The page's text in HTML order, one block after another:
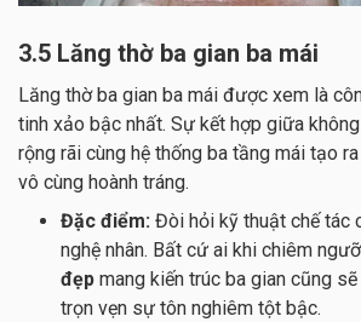
3.5 Lăng thờ ba gian ba mái
Lăng thờ ba gian ba mái được xem là
tinh xảo bậc nhất. Sự kết hợp giữa
rộng rãi cùng hệ thống ba tầng mái tạo
vô cùng hoành tráng.
Đặc điểm: Đòi hỏi kỹ thuật chế tác
nghệ nhân. Bất cứ ai khi chiêm
đẹp mang kiến trúc ba gian cũng
trọn vẹn sự tôn nghiêm tột bậc.